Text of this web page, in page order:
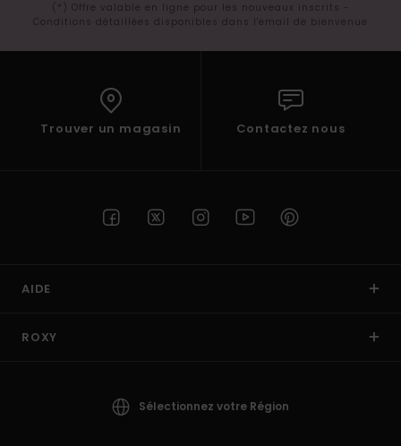
(*) Offre valable en ligne pour les nouveaux inscrits -
Conditions détaillées disponibles dans l'email de bienvenue
Trouver un magasin Contactez nous
AIDE
ROXY
Sélectionnez votre Région